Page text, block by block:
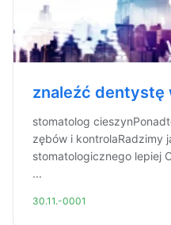
znaleźć dentystę
stomatolog
zębów i kontrolaRadzimy
stomatologicznego lepiej
...
30.11.-0001